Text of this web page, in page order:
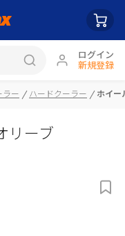
ログイン
新規登録
ラー ハードクーラー ホイー
リーブ